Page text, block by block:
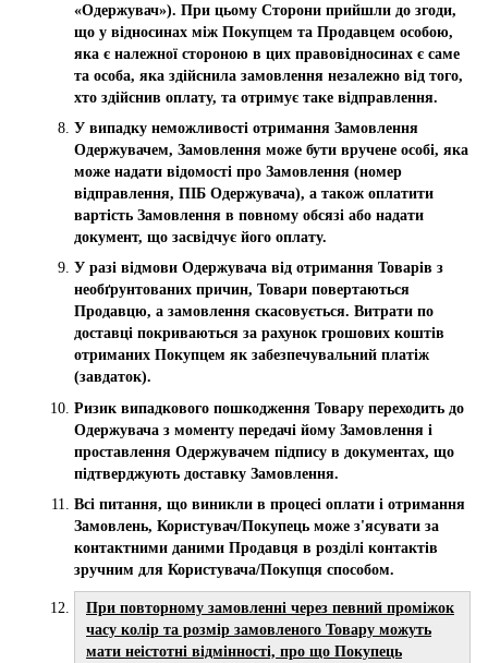
«Одержувач»). При цьому Сторони прийшли до згоди,
що у відносинах між Покупцем та Продавцем особою,
яка є належної стороною в цих правовідносинах є саме
та особа, яка здійснила замовлення незалежно від того,
хто здійснив оплату, та отримує таке відправлення.
У випадку неможливості отримання Замовлення
Одержувачем, Замовлення може бути вручене особі, яка
може надати відомості про Замовлення (номер
відправлення, ПІБ Одержувача), а також оплатити
вартість Замовлення в повному обсязі або надати
документ, що засвідчує його оплату.
У разі відмови Одержувача від отримання Товарів з
необґрунтованих причин, Товари повертаються
Продавцю, а замовлення скасовується. Витрати по
доставці покриваються за рахунок грошових коштів
отриманих Покупцем як забезпечувальний платіж
(завдаток).
Ризик випадкового пошкодження Товару переходить до
Одержувача з моменту передачі йому Замовлення і
проставлення Одержувачем підпису в документах, що
підтверджують доставку Замовлення.
Всі питання, що виникли в процесі оплати і отримання
Замовлень, Користувач/Покупець може з'ясувати за
контактними даними Продавця в розділі контактів
зручним для Користувача/Покупця способом.
При повторному замовленні через певний проміжок
часу колір та розмір замовленого Товару можуть
мати неістотні відмінності, про що Покупець